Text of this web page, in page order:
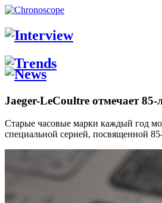
Jaeger-LeCoultre отмечает 85-
Старые часовые марки каждый год
специальной серией, посвященной